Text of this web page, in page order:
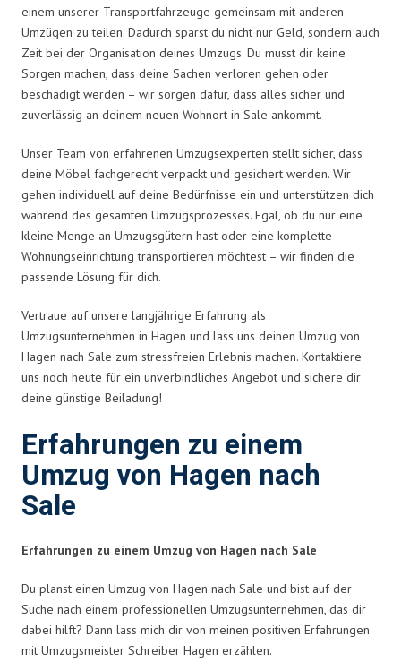
einem unserer Transportfahrzeuge gemeinsam mit anderen
Umzügen zu teilen. Dadurch sparst du nicht nur Geld, sondern auch
Zeit bei der Organisation deines Umzugs. Du musst dir keine
Sorgen machen, dass deine Sachen verloren gehen oder
beschädigt werden – wir sorgen dafür, dass alles sicher und
zuverlässig an deinem neuen Wohnort in Sale ankommt.
Unser Team von erfahrenen Umzugsexperten stellt sicher, dass
deine Möbel fachgerecht verpackt und gesichert werden. Wir
gehen individuell auf deine Bedürfnisse ein und unterstützen dich
während des gesamten Umzugsprozesses. Egal, ob du nur eine
kleine Menge an Umzugsgütern hast oder eine komplette
Wohnungseinrichtung transportieren möchtest – wir finden die
passende Lösung für dich.
Vertraue auf unsere langjährige Erfahrung als
Umzugsunternehmen in Hagen und lass uns deinen Umzug von
Hagen nach Sale zum stressfreien Erlebnis machen. Kontaktiere
uns noch heute für ein unverbindliches Angebot und sichere dir
deine günstige Beiladung!
Erfahrungen zu einem
Umzug von Hagen nach
Sale
Erfahrungen zu einem Umzug von Hagen nach Sale
Du planst einen Umzug von Hagen nach Sale und bist auf der
Suche nach einem professionellen Umzugsunternehmen, das dir
dabei hilft? Dann lass mich dir von meinen positiven Erfahrungen
mit Umzugsmeister Schreiber Hagen erzählen.